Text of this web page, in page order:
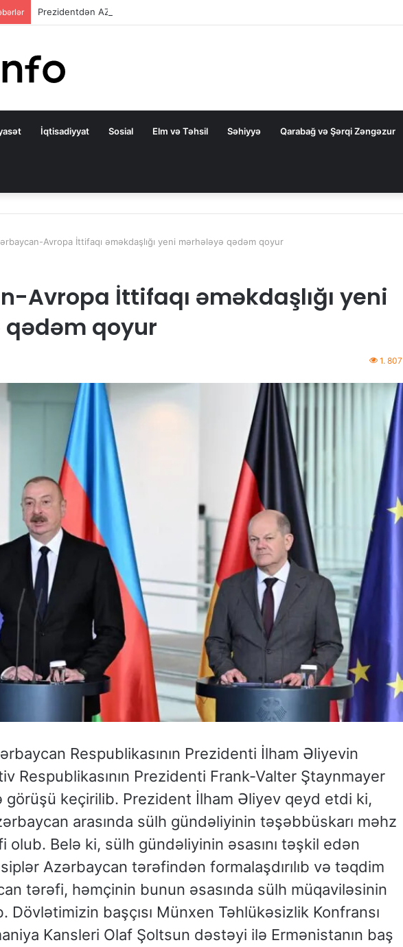
Prezidentdən AZAL-la bağlı FƏRMAN
İqtisadiyyat Sosial Elm və Təhsil Səhiyyə Qarabağ və Şərqi Zəngəzur
Avropa İttifaqı əməkdaşlığı yeni mərhələyə qədəm qoyur
Avropa İttifaqı əməkdaşlığı yeni
qoyur
1. 807
Respublikasının Prezidenti İlham Əliyevin
Respublikasının Prezidenti Frank-Valter Ştaynmayer
görüşü keçirilib. Prezident İlham Əliyev qeyd etdi ki,
arasında sülh gündəliyinin təşəbbüskarı məhz
olub. Belə ki, sülh gündəliyinin əsasını təşkil edən
Azərbaycan tərəfindən formalaşdırılıb və təqdim
tərəfi, həmçinin bunun əsasında sülh müqaviləsinin
Dövlətimizin başçısı Münxen Təhlükəsizlik Konfransı
Kansleri Olaf Şoltsun dəstəyi ilə Ermənistanın baş